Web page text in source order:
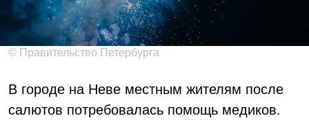
© Правительство Петербурга
В городе на Неве местным жителям после
салютов потребовалась помощь медиков.